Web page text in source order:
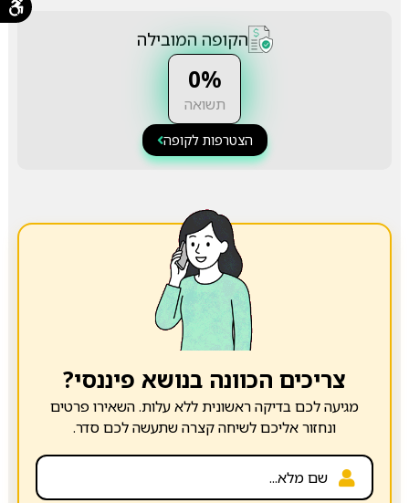
הקופה המובילה
0%
תשואה
הצטרפות לקופה
צריכים הכוונה בנושא פיננסי?
מגיעה לכם בדיקה ראשונית ללא עלות. השאירו פרטים
ונחזור אליכם לשיחה קצרה שתעשה לכם סדר.